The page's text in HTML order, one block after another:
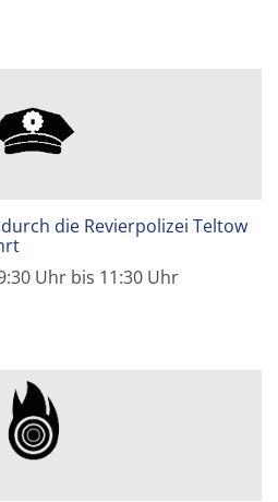
die Revierpolizei Teltow
Uhr bis 11:30 Uhr